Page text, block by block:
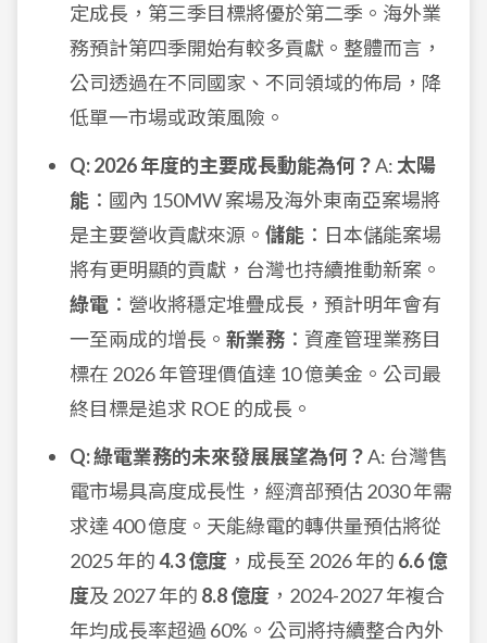
定成長，第三季目標將優於第二季。海外業
務預計第四季開始有較多貢獻。整體而言，
公司透過在不同國家、不同領域的佈局，降
低單一市場或政策風險。
Q: 2026 年度的主要成長動能為何？A: 太陽
能 ：國內 150MW 案場及海外東南亞案場將
是主要營收貢獻來源。 儲能 ：日本儲能案場
將有更明顯的貢獻，台灣也持續推動新案。
綠電 ：營收將穩定堆疊成長，預計明年會有
一至兩成的增長。 新業務 ：資產管理業務目
標在 2026 年管理價值達 10 億美金。公司最
終目標是追求 ROE 的成長。
Q: 綠電業務的未來發展展望為何？A: 台灣售
電市場具高度成長性，經濟部預估 2030 年需
求達 400 億度。天能綠電的轉供量預估將從
2025 年的4.3 億度 ，成長至 2026 年的 6.6 億
度及 2027 年的 8.8 億度 ，2024-2027 年複合
年均成長率超過 60%。公司將持續整合內外